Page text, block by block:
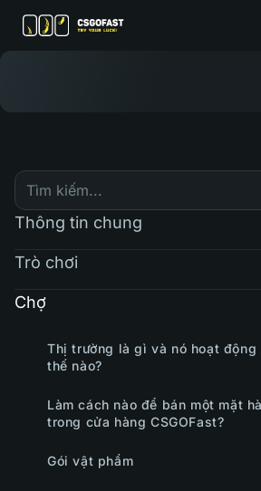
Thông tin chung
Trò chơi
Chợ
Thị trường là gì và nó hoạt động
thế nào?
Làm cách nào để bán một mặt
trong cửa hàng CSGOFast?
Gói vật phẩm